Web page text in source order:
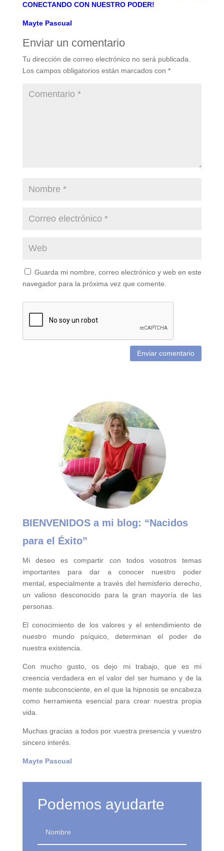
CONECTANDO CON NUESTRO PODER!
Mayte Pascual
Enviar un comentario
Tu dirección de correo electrónico no será publicada.
Los campos obligatorios están marcados con *
Guarda mi nombre, correo electrónico y web en este
navegador para la próxima vez que comente.
Enviar comentario
BIENVENIDOS a mi blog: “Nacidos
para el Éxito”
Mi deseo es compartir con todos vosotros temas
importantes para
dar a conocer nuestro poder
mental, especialmente a través del hemisferio derecho,
un valioso desconocido para la gran mayoría de las
personas.
El conocimiento de los valores y el entendimiento de
nuestro mundo psíquico, determinan el poder de
nuestra existencia.
Con mucho gusto, os dejo mi trabajo, que es mi
creencia verdadera en el valor del ser humano y de la
mente subconsciente, en el que la hipnosis se encabeza
como herramienta esencial para crear nuestra propia
vida.
Muchas gracias a todos por vuestra presencia y vuestro
sincero interés.
Mayte Pascual
Podemos ayudarte